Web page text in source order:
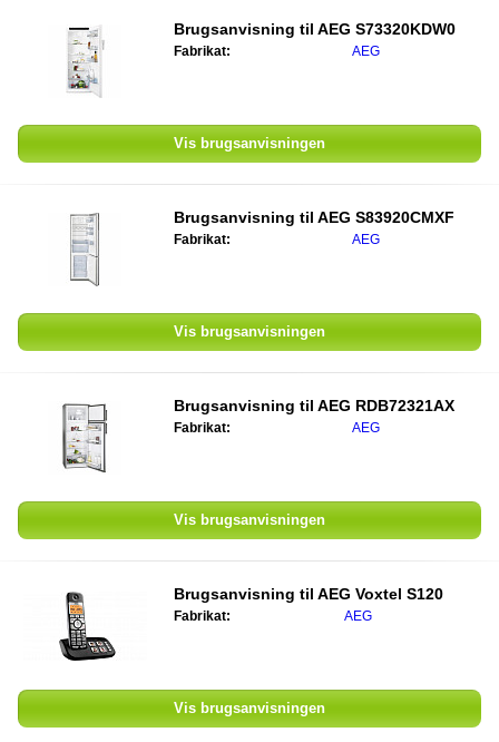
Brugsanvisning til AEG S73320KDW0
Fabrikat: AEG
Vis brugsanvisningen
Brugsanvisning til AEG S83920CMXF
Fabrikat: AEG
Vis brugsanvisningen
Brugsanvisning til AEG RDB72321AX
Fabrikat: AEG
Vis brugsanvisningen
Brugsanvisning til AEG Voxtel S120
Fabrikat: AEG
Vis brugsanvisningen